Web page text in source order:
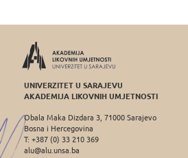
UNIVERZITET U SARAJEVU
AKADEMIJA LIKOVNIH UMJETNOSTI
Obala Maka Dizdara 3, 71000 Sarajevo
Bosna i Hercegovina
T: +387 (0) 33 210 369
alu@alu.unsa.ba